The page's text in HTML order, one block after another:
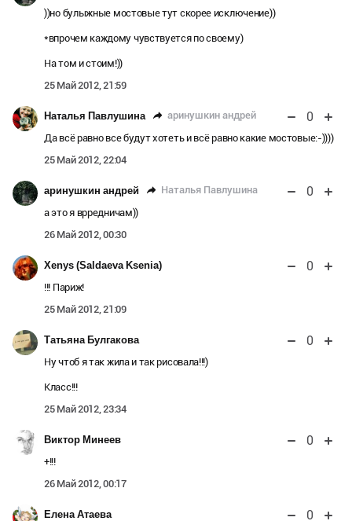
))но булыжные мостовые тут скорее исключение))
*впрочем каждому чувствуется по своему)
На том и стоим!))
25 Май 2012, 21:59
Наталья Павлушина аринушкин андрей 0
Да всё равно все будут хотеть и всё равно какие мостовые:-))))
25 Май 2012, 22:04
аринушкин андрей Наталья Павлушина 0
а это я врредничам))
26 Май 2012, 00:30
Xenys (Saldaeva Ksenia) 0
!!! Париж!
25 Май 2012, 21:09
Татьяна Булгакова 0
Ну чтоб я так жила и так рисовала!!!)
Класс!!!
25 Май 2012, 23:34
Виктор Минеев 0
+!!!
26 Май 2012, 00:17
Елена Атаева 0